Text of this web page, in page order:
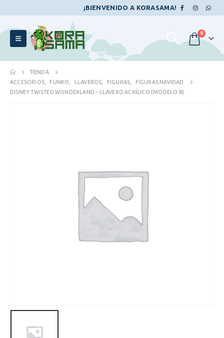
¡BIENVENIDO A KORASAMA!
0
TIENDA
ACCESORIOS
FUNKO LLAVEROS FIGURAS
FIGURAS NAVIDAD
DISNEY TWISTED WONDERLAND – LLAVERO ACRÍLICO (MODELO B)